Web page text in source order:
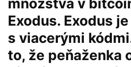
množstvá v
Exodus. Exodus
s viacerými
to, že peňaženka